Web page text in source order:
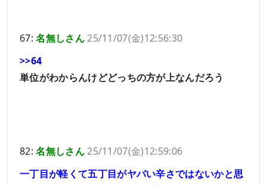
67:名無しさん25/11/07(金)12:56:30
>>64
単位がわからんけどどっちの方が上なんだろう
82:名無しさん25/11/07(金)12:59:06
一丁目が軽くて五丁目がヤバい辛さではないかと思